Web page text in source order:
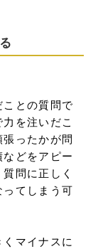
との質問で
を注いだこ
ったかが問
どをアピー
問に正しく
てしまう可
マイナスに